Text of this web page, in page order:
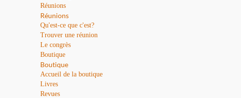
Réunions
Réunions
Qu'est-ce que c'est?
Trouver une réunion
Le congrès
Boutique
Boutique
Accueil de la boutique
Livres
Revues